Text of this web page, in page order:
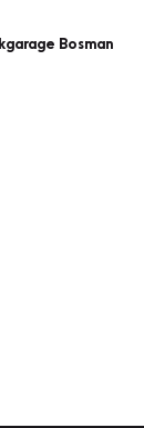
Bosman